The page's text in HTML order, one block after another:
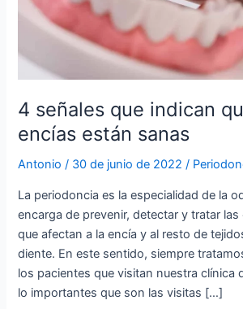
4 señales que indican
encías están sanas
Antonio/ 30 de junio de 2022/
La periodoncia es la especialidad de la
encarga de prevenir, detectar y tratar
que afectan a la encía y al resto de
diente. En este sentido, siempre
los pacientes que visitan nuestra clínica
lo importantes que son las visitas […]
están
sanas